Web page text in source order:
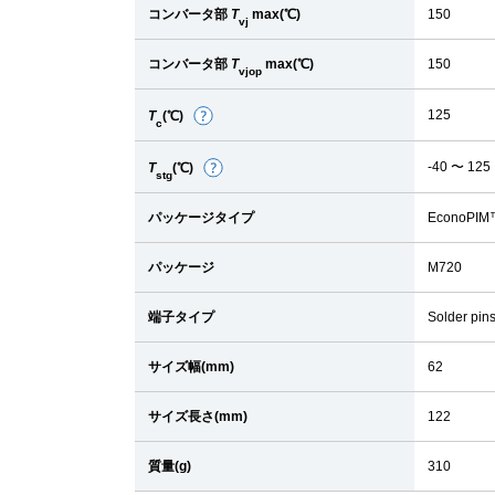
コンバータ部 Tvj max(℃) 150
コンバータ部 Tvjop max(℃) 150
Tc(℃)
詳
細
125
Tstg(℃)
詳
細
-40 〜 125
パッケージタイプ
パッケージ M720
端子タイプ Solder pins
サイズ幅(mm) 62
サイズ長さ(mm) 122
質量(g) 310